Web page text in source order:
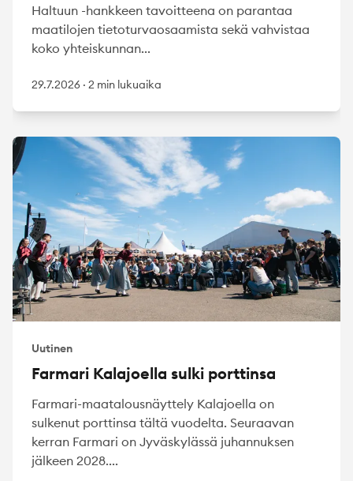
Haltuun -hankkeen tavoitteena on parantaa
maatilojen tietoturvaosaamista sekä vahvistaa
koko yhteiskunnan...
29.7.2026 · 2 min lukuaika
Uutinen
Farmari Kalajoella sulki porttinsa
Farmari-maatalousnäyttely Kalajoella on
sulkenut porttinsa tältä vuodelta. Seuraavan
kerran Farmari on Jyväskylässä juhannuksen
jälkeen 2028....